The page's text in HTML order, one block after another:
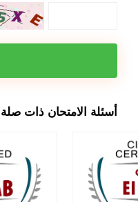
أسئلة الامتحان ذات صلة